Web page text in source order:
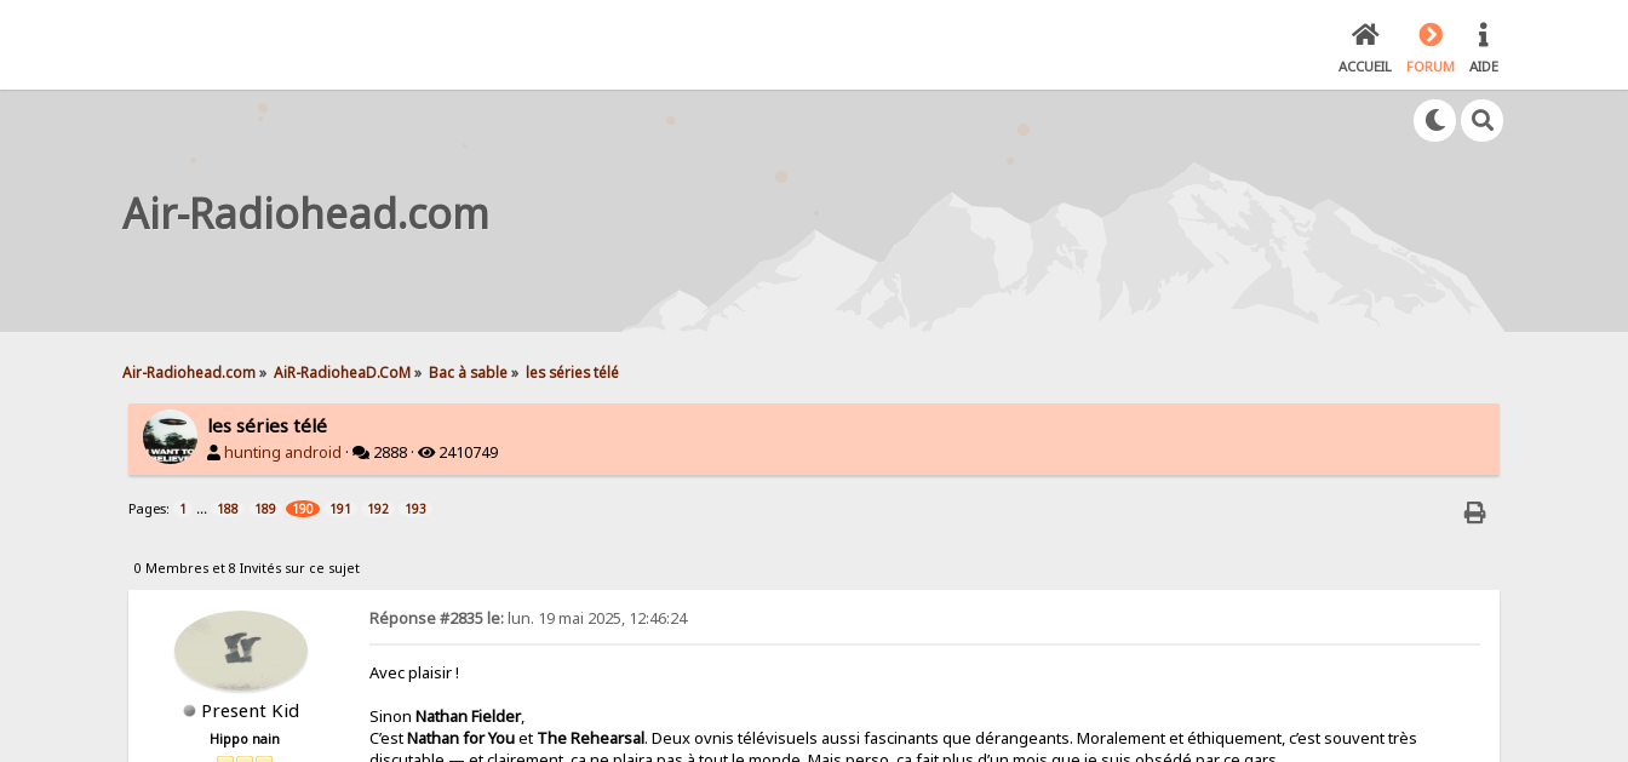
ACCUEIL FORUM AIDE
Air-Radiohead.com
Air-Radiohead.com» AiR-RadioheaD.CoM» Bac à sable» les séries télé
les séries télé
hunting android · 2888 · 2410749
Pages: 1 ... 188 189 190 191 192 193
0 Membres et 8 Invités sur ce sujet
Present Kid
Hippo nain
Réponse #2835 le:lun. 19 mai 2025, 12:46:24
Avec plaisir !
SinonNathan Fielder,
C’estNathan for Youet The Rehearsal. Deux ovnis télévisuels aussi fascinants que dérangeants. Moralement et éthiquement, c’est souvent très